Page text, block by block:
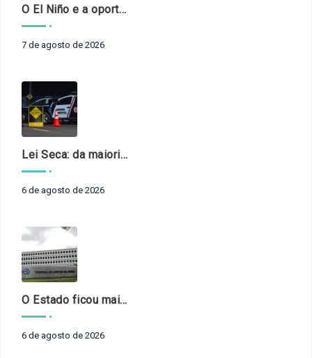
O El Niño e a oportunidade de fortalecer o controle externo das políticas climáticas
7 de agosto de 2026
Lei Seca: da maioridade à maturidade
6 de agosto de 2026
O Estado ficou mais complexo. O controle precisa acompanhar
6 de agosto de 2026